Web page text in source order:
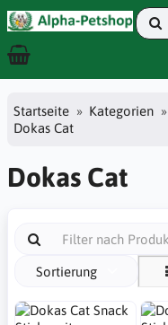
Startseite Kategorien
Dokas Cat
Dokas Cat
Sortierung